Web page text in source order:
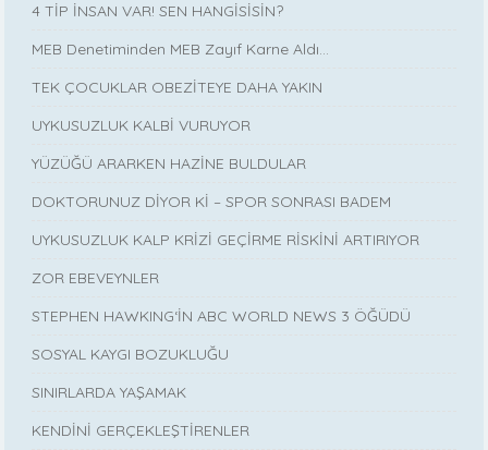
4 TİP İNSAN VAR! SEN HANGİSİSİN?
MEB Denetiminden MEB Zayıf Karne Aldı…
TEK ÇOCUKLAR OBEZİTEYE DAHA YAKIN
UYKUSUZLUK KALBİ VURUYOR
YÜZÜĞÜ ARARKEN HAZİNE BULDULAR
DOKTORUNUZ DİYOR Kİ – SPOR SONRASI BADEM
UYKUSUZLUK KALP KRİZİ GEÇİRME RİSKİNİ ARTIRIYOR
ZOR EBEVEYNLER
STEPHEN HAWKING‘İN ABC WORLD NEWS 3 ÖĞÜDÜ
SOSYAL KAYGI BOZUKLUĞU
SINIRLARDA YAŞAMAK
KENDİNİ GERÇEKLEŞTİRENLER